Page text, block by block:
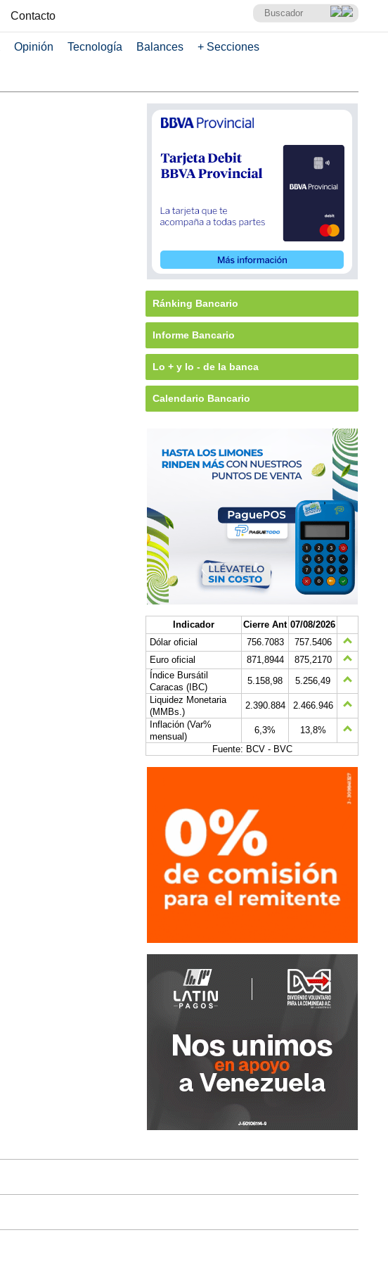
Contacto
Opinión Tecnología Balances + Secciones
Ránking Bancario
Informe Bancario
Lo + y lo - de la banca
Calendario Bancario
Indicador Cierre Ant 07/08/2026
Dólar oficial
756.7083
757.5406
Euro oficial
871,8944
875,2170
Índice Bursátil
Caracas (IBC)
5.158,98
5.256,49
Liquidez Monetaria
(MMBs.)
2.390.884
2.466.946
Inflación (Var%
mensual)
6,3%
13,8%
Fuente: BCV - BVC